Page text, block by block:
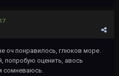
оч понравилось, глюков море.
попробую оценить, авось
сомневаюсь.